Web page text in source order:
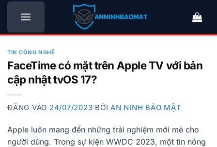
Bỏ
nội
TIN CÔNG NGHỆ
FaceTime có mặt trên Apple TV với bản
cập nhật tvOS 17?
ĐĂNG VÀO 24/07/2023 BỞI AN NINH BẢO MẬT
Apple luôn mang đến những trải nghiệm mới mẻ cho
người dùng. Trong sự kiện WWDC 2023, một tin nóng